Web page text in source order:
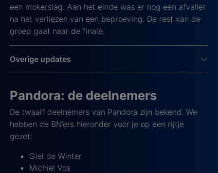
een mokerslag. Aan het einde was er nog een afvaller
na het verliezen van een beproeving. De rest van de
groep gaat naar de finale.
Overige updates
Pandora: de deelnemers
De twaalf deelnemers van Pandora zijn bekend. We
hebben de BN’ers hieronder voor je op een rijtje
gezet:
Giel de Winter
Michiel Vos